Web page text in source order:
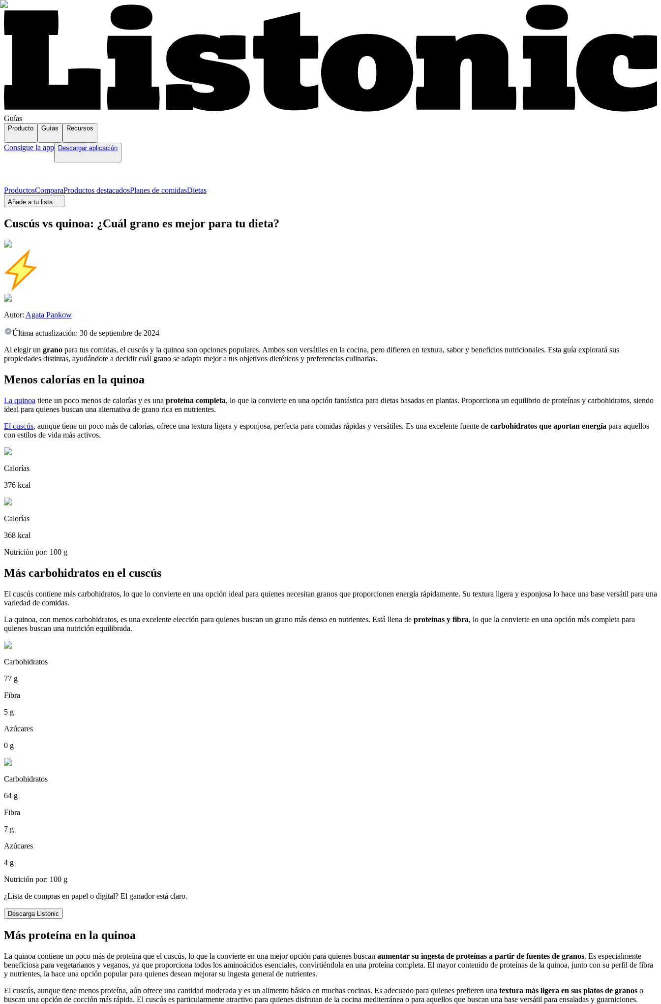
Guías
Producto Guías Recursos
Consigue la app Descargar aplicación
ProductosComparaProductos destacadosPlanes de comidasDietas
Añade a tu lista
Cuscús vs quinoa: ¿Cuál grano es mejor para tu dieta?
Autor: Agata Pankow
Última actualización: 30 de septiembre de 2024
Al elegir un grano para tus comidas, el cuscús y la quinoa son opciones populares. Ambos son versátiles en la cocina, pero difieren en textura, sabor y beneficios nutricionales. Esta guía explorará sus
propiedades distintas, ayudándote a decidir cuál grano se adapta mejor a tus objetivos dietéticos y preferencias culinarias.
Menos calorías en la quinoa
La quinoa tiene un poco menos de calorías y es una proteína completa, lo que la convierte en una opción fantástica para dietas basadas en plantas. Proporciona un equilibrio de proteínas y carbohidratos, siendo
ideal para quienes buscan una alternativa de grano rica en nutrientes.
El cuscús, aunque tiene un poco más de calorías, ofrece una textura ligera y esponjosa, perfecta para comidas rápidas y versátiles. Es una excelente fuente de carbohidratos que aportan energía para aquellos
con estilos de vida más activos.
Calorías
376 kcal
Calorías
368 kcal
Nutrición por: 100 g
Más carbohidratos en el cuscús
El cuscús contiene más carbohidratos, lo que lo convierte en una opción ideal para quienes necesitan granos que proporcionen energía rápidamente. Su textura ligera y esponjosa lo hace una base versátil para una
variedad de comidas.
La quinoa, con menos carbohidratos, es una excelente elección para quienes buscan un grano más denso en nutrientes. Está llena de proteínas y fibra, lo que la convierte en una opción más completa para
quienes buscan una nutrición equilibrada.
Carbohidratos
77 g
Fibra
5 g
Azúcares
0 g
Carbohidratos
64 g
Fibra
7 g
Azúcares
4 g
Nutrición por: 100 g
¿Lista de compras en papel o digital? El ganador está claro.
Descarga Listonic
Más proteína en la quinoa
La quinoa contiene un poco más de proteína que el cuscús, lo que la convierte en una mejor opción para quienes buscan aumentar su ingesta de proteínas a partir de fuentes de granos. Es especialmente
beneficiosa para vegetarianos y veganos, ya que proporciona todos los aminoácidos esenciales, convirtiéndola en una proteína completa. El mayor contenido de proteínas de la quinoa, junto con su perfil de fibra
y nutrientes, la hace una opción popular para quienes desean mejorar su ingesta general de nutrientes.
El cuscús, aunque tiene menos proteína, aún ofrece una cantidad moderada y es un alimento básico en muchas cocinas. Es adecuado para quienes prefieren una textura más ligera en sus platos de granos o
buscan una opción de cocción más rápida. El cuscús es particularmente atractivo para quienes disfrutan de la cocina mediterránea o para aquellos que buscan una base versátil para ensaladas y guarniciones.